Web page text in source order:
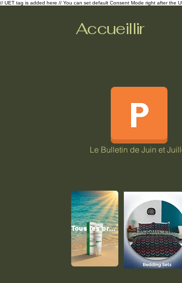
// UET tag is added here // You can set default Consent Mode right after the
Accueillir
Le Bulletin de Juin et
Tous les produits